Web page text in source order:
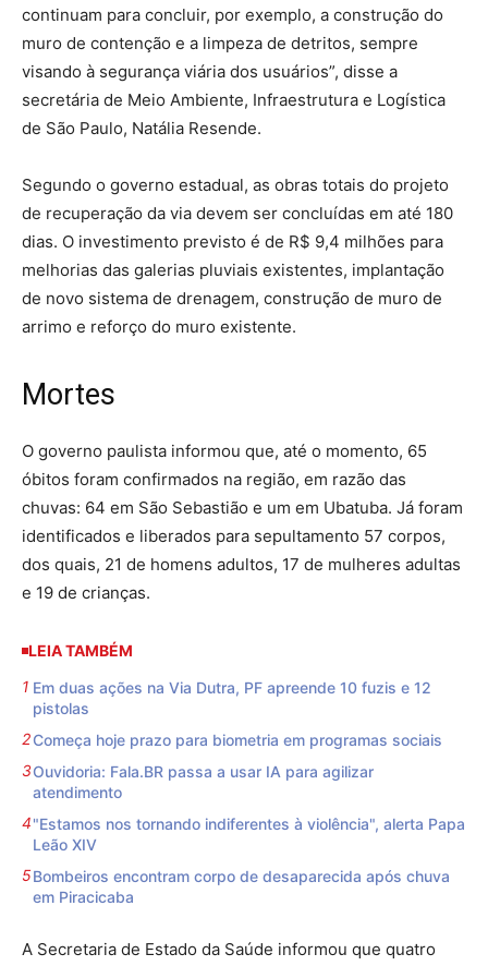
continuam para concluir, por exemplo, a construção do
muro de contenção e a limpeza de detritos, sempre
visando à segurança viária dos usuários”, disse a
secretária de Meio Ambiente, Infraestrutura e Logística
de São Paulo, Natália Resende.
Segundo o governo estadual, as obras totais do projeto
de recuperação da via devem ser concluídas em até 180
dias. O investimento previsto é de R$ 9,4 milhões para
melhorias das galerias pluviais existentes, implantação
de novo sistema de drenagem, construção de muro de
arrimo e reforço do muro existente.
Mortes
O governo paulista informou que, até o momento, 65
óbitos foram confirmados na região, em razão das
chuvas: 64 em São Sebastião e um em Ubatuba. Já foram
identificados e liberados para sepultamento 57 corpos,
dos quais, 21 de homens adultos, 17 de mulheres adultas
e 19 de crianças.
LEIA TAMBÉM
Em duas ações na Via Dutra, PF apreende 10 fuzis e 12
pistolas
Começa hoje prazo para biometria em programas sociais
Ouvidoria: Fala.BR passa a usar IA para agilizar
atendimento
"Estamos nos tornando indiferentes à violência", alerta Papa
Leão XIV
Bombeiros encontram corpo de desaparecida após chuva
em Piracicaba
A Secretaria de Estado da Saúde informou que quatro